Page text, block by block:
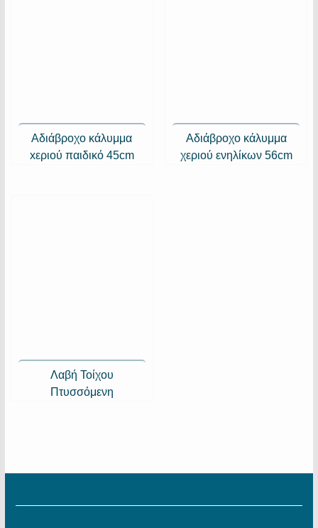
Αδιάβροχο κάλυμμα
xεριού παιδικό 45cm
Aδιάβροχο κάλυμμα
χεριού ενηλίκων 56cm
Λαβή Τοίχου
Πτυσσόμενη